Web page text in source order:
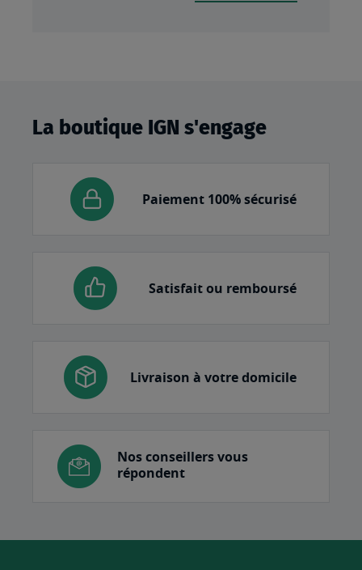
La boutique IGN s'engage
Paiement 100% sécurisé
Satisfait ou remboursé
Livraison à votre domicile
Nos conseillers vous
répondent